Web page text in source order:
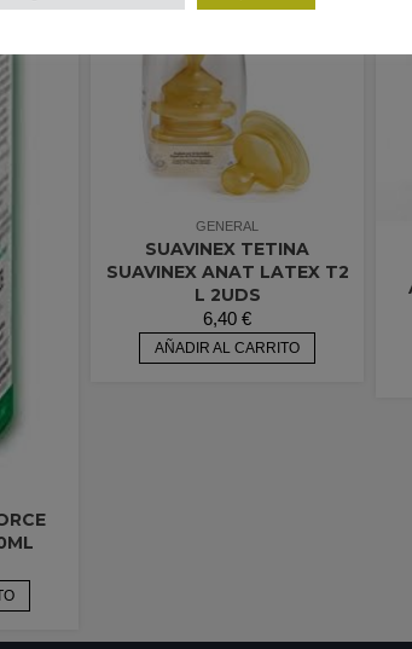
GENERAL
SUAVINEX TETINA
SUAVINEX ANAT LATEX T2
L 2UDS
6,40 €
AÑADIR AL CARRITO